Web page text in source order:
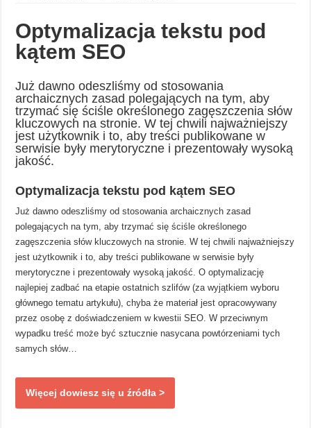
Optymalizacja tekstu pod
kątem SEO
Już dawno odeszliśmy od stosowania
archaicznych zasad polegających na tym, aby
trzymać się ściśle określonego zagęszczenia słów
kluczowych na stronie. W tej chwili najważniejszy
jest użytkownik i to, aby treści publikowane w
serwisie były merytoryczne i prezentowały wysoką
jakość.
Optymalizacja tekstu pod kątem SEO
Już dawno odeszliśmy od stosowania archaicznych zasad
polegających na tym, aby trzymać się ściśle określonego
zagęszczenia słów kluczowych na stronie. W tej chwili najważniejszy
jest użytkownik i to, aby treści publikowane w serwisie były
merytoryczne i prezentowały wysoką jakość. O optymalizację
najlepiej zadbać na etapie ostatnich szlifów (za wyjątkiem wyboru
głównego tematu artykułu), chyba że materiał jest opracowywany
przez osobę z doświadczeniem w kwestii SEO. W przeciwnym
wypadku treść może być sztucznie nasycana powtórzeniami tych
samych słów…
Więcej dowiesz się u źródła >